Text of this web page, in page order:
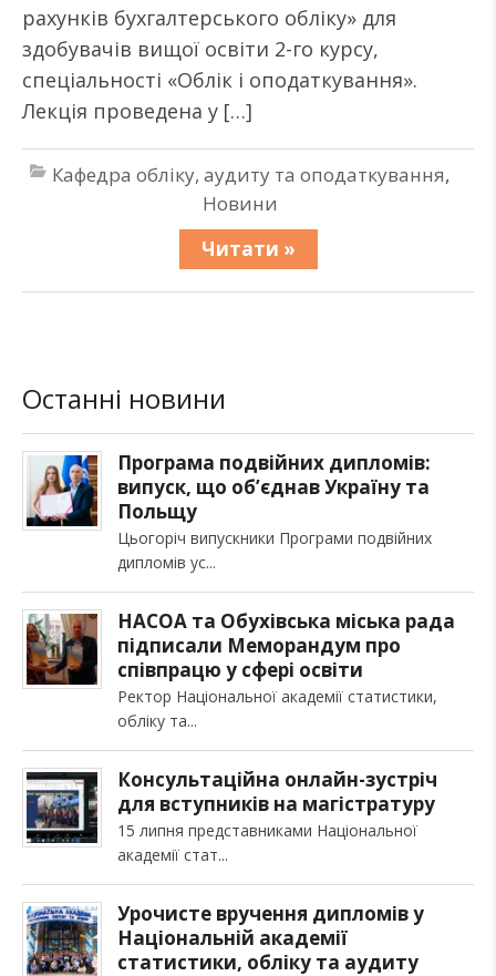
рахунків бухгалтерського обліку» для
здобувачів вищої освіти 2-го курсу,
спеціальності «Облік і оподаткування».
Лекція проведена у […]
Кафедра обліку, аудиту та оподаткування,
Новини
Читати »
Останні новини
Програма подвійних дипломів:
випуск, що об’єднав Україну та
Польщу
Цьогоріч випускники Програми подвійних
дипломів ус
НАСОА та Обухівська міська рада
підписали Меморандум про
співпрацю у сфері освіти
Ректор Національної академії статистики,
обліку та
Консультаційна онлайн-зустріч
для вступників на магістратуру
15 липня представниками Національної
академії стат
Урочисте вручення дипломів у
Національній академії
статистики, обліку та аудиту